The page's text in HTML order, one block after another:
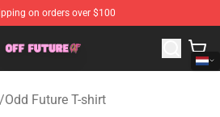
on orders over $100
Official Odd Future Merchandise Shop
/Odd Future T-shirt